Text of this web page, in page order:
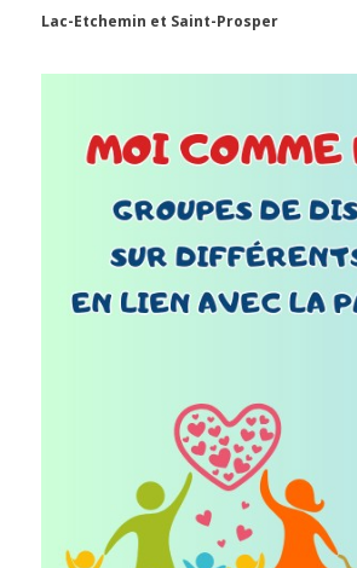
Lac-Etchemin et Saint-Prosper